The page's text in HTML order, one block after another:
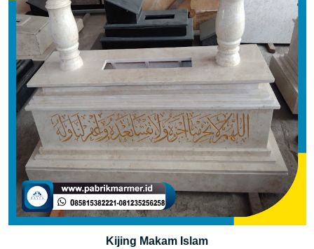
Kijing Makam Islam